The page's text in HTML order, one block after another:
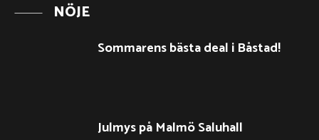
NÖJE
Sommarens bästa deal i Båstad!
Julmys på Malmö Saluhall